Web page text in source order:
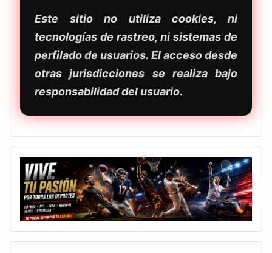
Este sitio no utiliza cookies, ni
tecnologías de rastreo, ni sistemas de
perfilado de usuarios. El acceso desde
otras jurisdicciones se realiza bajo
responsabilidad del usuario.